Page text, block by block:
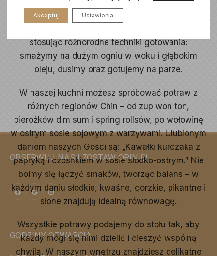
stosując różnorodne techniki gotowania:
smażymy na dużym ogniu w woku i głębokim
oleju, dusimy oraz gotujemy na parze.
W naszej kuchni możesz spróbować potraw z
różnych regionów Chin – od zup won ton,
pierożków dim sum i spring rollsów, po wołowinę
w ostrym sosie sojowym z warzywami. Ulubionym
daniem naszych Gości są: „Kawałki kurczaka z
papryką i czosnkiem w sosie słodko-ostrym.” Nie
boimy się łączyć smaków, tworząc balans – w
każdym daniu słodkie, kwaśne, gorzkie, pikantne i
słone znajdują idealną równowagę.
Wszystkie potrawy podajemy do stołu tak, aby
każdy mógł się nimi dzielić i cieszyć wspólną
chwilą. W naszym wnętrzu znajdziesz delikatne
OBSERWUJ NAS I ZOSTAW OPINIĘ!
GODZINY OTWARCIA
Akceptuj Ustawienia